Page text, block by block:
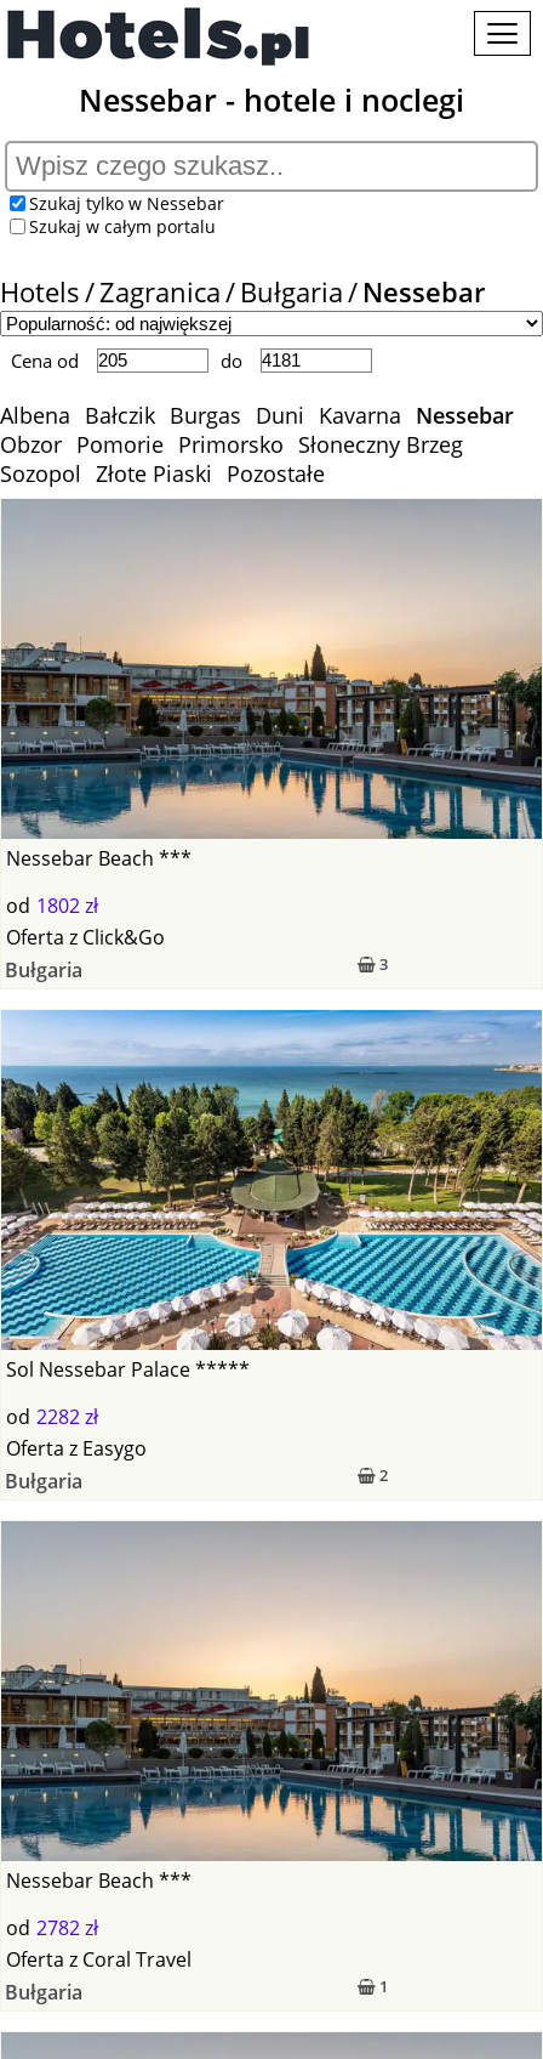
Nessebar - hotele i noclegi
Szukaj tylko w Nessebar
Szukaj w całym portalu
Hotels Zagranica Bułgaria Nessebar
Cena od do
Albena Bałczik Burgas Duni Kavarna Nessebar
Obzor Pomorie Primorsko Słoneczny Brzeg
Sozopol Złote Piaski Pozostałe
Nessebar Beach ***
od 1802 zł
3
Oferta z Click&Go
Bułgaria
Sol Nessebar Palace *****
od 2282 zł
2
Oferta z Easygo
Bułgaria
Nessebar Beach ***
od 2782 zł
1
Oferta z Coral Travel
Bułgaria